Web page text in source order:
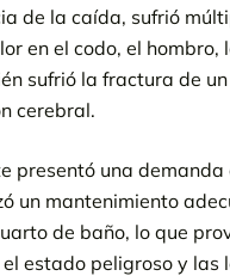
de la caída, sufrió
en el codo, el hombro,
sufrió la fractura de
cerebral.
presentó una
un mantenimiento
de baño, lo que
estado peligroso y las